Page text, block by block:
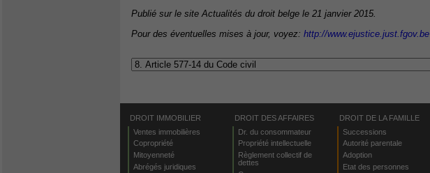
Publié sur le site Actualités du droit belge le 21 janvier 2015.
Pour des éventuelles mises à jour, voyez: http://www.ejustice.just.fgov.be
DROIT IMMOBILIER
Ventes immobilières
Copropriété
Mitoyenneté
Abrégés juridiques
DROIT DES AFFAIRES
Dr. du consommateur
Propriété intellectuelle
Règlement collectif de
dettes
DROIT DE LA FAMILLE
Successions
Autorité parentale
Adoption
Etat des personnes